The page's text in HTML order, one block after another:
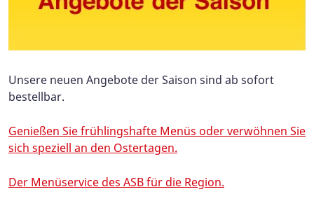
Unsere neuen Angebote der Saison sind ab sofort
bestellbar.
Genießen Sie frühlingshafte Menüs oder verwöhnen Sie
sich speziell an den Ostertagen.
Der Menüservice des ASB für die Region.